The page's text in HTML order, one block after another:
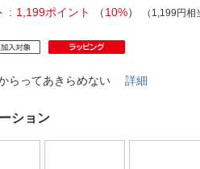
1,199ポイント （10%） （1,199円相
らってあきらめない詳細
ション